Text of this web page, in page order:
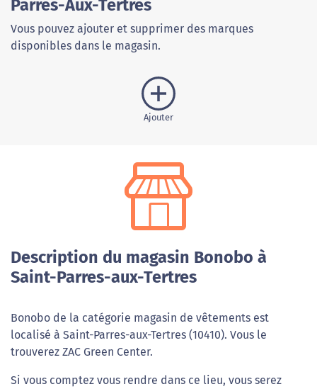
Parres-Aux-Tertres
Vous pouvez ajouter et supprimer des marques
disponibles dans le magasin.
Ajouter
Description du magasin Bonobo à
Saint-Parres-aux-Tertres
Bonobo de la catégorie magasin de vêtements est
localisé à Saint-Parres-aux-Tertres (10410). Vous le
trouverez ZAC Green Center.
Si vous comptez vous rendre dans ce lieu, vous serez